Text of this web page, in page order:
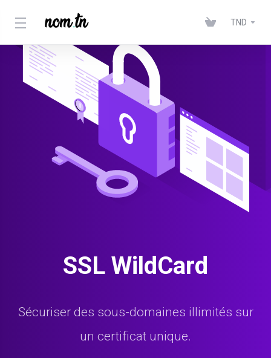
TND
SSL WildCard
Sécuriser des sous-domaines illimités sur
un certificat unique.